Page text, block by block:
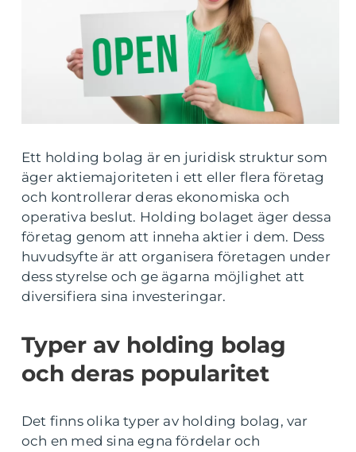
Ett holding bolag är en juridisk struktur som
äger aktiemajoriteten i ett eller flera företag
och kontrollerar deras ekonomiska och
operativa beslut. Holding bolaget äger dessa
företag genom att inneha aktier i dem. Dess
huvudsyfte är att organisera företagen under
dess styrelse och ge ägarna möjlighet att
diversifiera sina investeringar.
Typer av holding bolag
och deras popularitet
Det finns olika typer av holding bolag, var
och en med sina egna fördelar och